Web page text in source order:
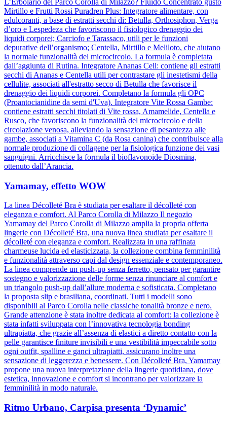
Mirtillo e Frutti Rossi Puradren Plus: Integratore alimentare, con
edulcoranti, a base di estratti secchi di: Betulla, Orthosiphon, Verga
d’oro e Lespedeza che favoriscono il fisiologico drenaggio dei
liquidi corporei; Carciofo e Tarassaco, utili per le funzioni
depurative dell’organismo; Centella, Mirtillo e Meliloto, che aiutano
la normale funzionalità del microcircolo. La formula è completata
dall’aggiunta di Rutina. Integratore Ananas Cell: contiene gli estratti
secchi di Ananas e Centella utili per contrastare gli inestetismi della
cellulite, associati all'estratto secco di Betulla che favorisce il
drenaggio dei liquidi corporei. Completano la formula gli OPC
(Proantocianidine da semi d'Uva). Integratore Vite Rossa Gambe:
contiene estratti secchi titolati di Vite rossa, Amamelide, Centella e
Rusco, che favoriscono la funzionalità del microcircolo e della
circolazione venosa, alleviando la sensazione di pesantezza alle
gambe, associati a Vitamina C (da Rosa canina) che contribuisce alla
normale produzione di collagene per la fisiologica funzione dei vasi
sanguigni. Arricchisce la formula il bioflavonoide Diosmina,
ottenuto dall’Arancia.
Yamamay, effetto WOW
La linea Décolleté Bra è studiata per esaltare il décolleté con
eleganza e comfort. Al Parco Corolla di Milazzo Il negozio
Yamamay del Parco Corolla di Milazzo amplia la propria offerta
lingerie con Décolleté Bra, una nuova linea studiata per esaltare il
décolleté con eleganza e comfort. Realizzata in una raffinata
charmeuse lucida ed elasticizzata, la collezione combina femminilità
e funzionalità attraverso capi dal design essenziale e contemporaneo.
La linea comprende un push-up senza ferretto, pensato per garantire
sostegno e valorizzazione delle forme senza rinunciare al comfort e
un triangolo push-up dall’allure moderna e sofisticata. Completano
la proposta slip e brasiliana, coordinati. Tutti i modelli sono
disponibili al Parco Corolla nelle classiche tonalità bronze e nero.
Grande attenzione è stata inoltre dedicata al comfort: la collezione è
stata infatti sviluppata con l’innovativa tecnologia bonding
ultrapiatta, che grazie all’assenza di elastici a diretto contatto con la
pelle garantisce finiture invisibili e una vestibilità impeccabile sotto
ogni outfit, spalline e ganci ultrapiatti, assicurano inoltre una
sensazione di leggerezza e benessere. Con Décolleté Bra, Yamamay
propone una nuova interpretazione della lingerie quotidiana, dove
estetica, innovazione e comfort si incontrano per valorizzare la
femminilità in modo naturale.
Ritmo Urbano, Carpisa presenta ‘Dynamic’